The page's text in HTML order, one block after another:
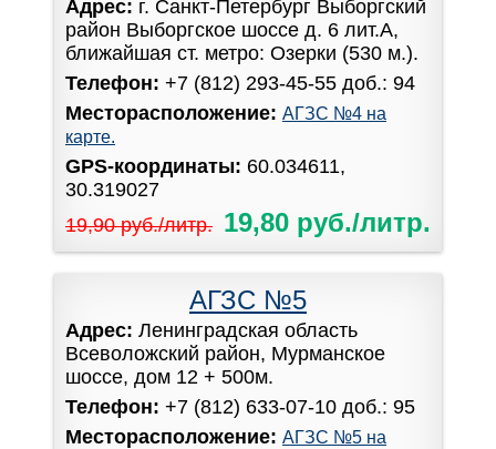
Адрес: г. Санкт-Петербург Выборгский
район Выборгское шоссе д. 6 лит.А,
ближайшая ст. метро: Озерки (530 м.).
Телефон: +7 (812) 293-45-55 доб.: 94
Месторасположение: АГЗС №4 на
карте.
GPS-координаты: 60.034611,
30.319027
19,90 руб./литр. 19,80 руб./литр.
АГЗС №5
Адрес: Ленинградская область
Всеволожский район, Мурманское
шоссе, дом 12 + 500м.
Телефон: +7 (812) 633-07-10 доб.: 95
Месторасположение: АГЗС №5 на